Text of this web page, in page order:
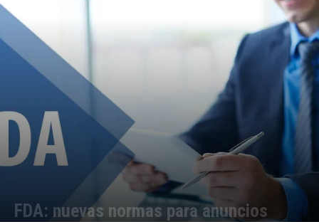
FDA: nuevas normas para anuncios